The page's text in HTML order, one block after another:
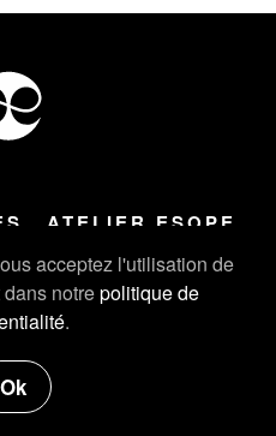
acceptez l'utilisation de
notrepolitique de
.
Ok
ATELIER ESOPE